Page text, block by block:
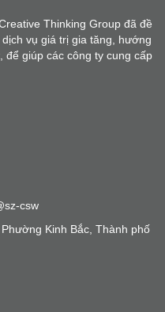
Thinking Group đã đề
vụ giá trị gia tăng, hướng
giúp các công ty cung cấp
csw
Kinh Bắc, Thành phố